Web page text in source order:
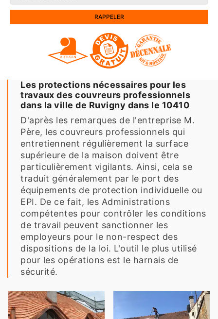
Les protections nécessaires pour les
travaux des couvreurs professionnels
dans la ville de Ruvigny dans le 10410
D'après les remarques de l'entreprise M.
Père, les couvreurs professionnels qui
entretiennent régulièrement la surface
supérieure de la maison doivent être
particulièrement vigilants. Ainsi, cela se
traduit généralement par le port des
équipements de protection individuelle ou
EPI. De ce fait, les Administrations
compétentes pour contrôler les conditions
de travail peuvent sanctionner les
employeurs pour le non-respect des
dispositions de la loi. L'outil le plus utilisé
pour les opérations est le harnais de
sécurité.